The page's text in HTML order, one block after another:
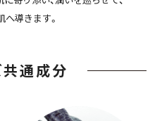
へ導きます。
通成分